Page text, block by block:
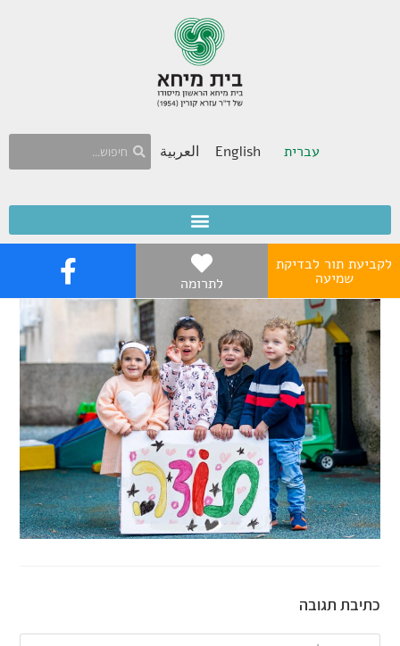
עברית English العربية
לקביעת תור לבדיקת
שמיעה לתרומה
כתיבת תגובה